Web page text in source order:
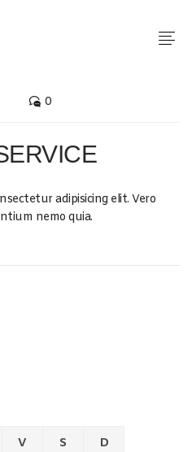
0
adipisicing elit. Vero
nemo quia.
V S D